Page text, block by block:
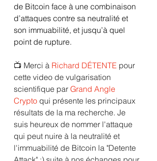
de Bitcoin face à une combinaison
d’attaques contre sa neutralité et
son immuabilité, et jusqu’à quel
point de rupture.
📺 Merci à Richard DÉTENTE pour
cette video de vulgarisation
scientifique par Grand Angle
Crypto qui présente les principaux
résultats de la ma recherche. Je
suis heureux de nommer l'attaque
qui peut nuire à la neutralité et
l'immuabilité de Bitcoin la "Detente